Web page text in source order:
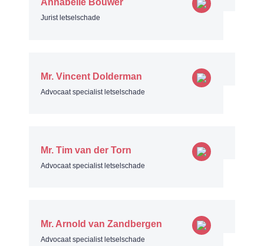
Annabelle Bouwer
Jurist letselschade
Mr. Vincent Dolderman
Advocaat specialist letselschade
Mr. Tim van der Torn
Advocaat specialist letselschade
Mr. Arnold van Zandbergen
Advocaat specialist letselschade